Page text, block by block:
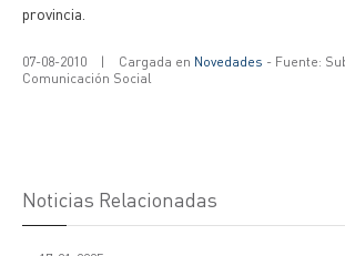
provincia.
07-08-2010 | Cargada en Novedades - Fuente:
Comunicación Social
Noticias Relacionadas